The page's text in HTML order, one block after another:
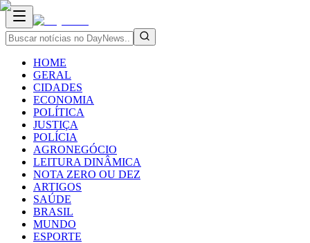
HOME
GERAL
CIDADES
ECONOMIA
POLÍTICA
JUSTIÇA
POLÍCIA
AGRONEGÓCIO
LEITURA DINÂMICA
NOTA ZERO OU DEZ
ARTIGOS
SAÚDE
BRASIL
MUNDO
ESPORTE